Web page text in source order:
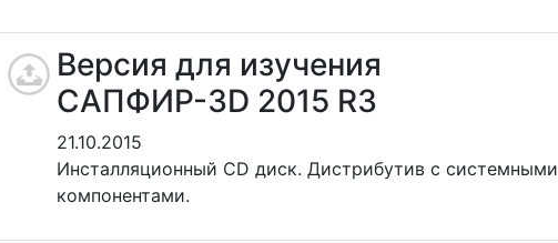
Версия для изучения
САПФИР-3D 2015 R3
21.10.2015
Инсталляционный CD диск. Дистрибутив с системными
компонентами.